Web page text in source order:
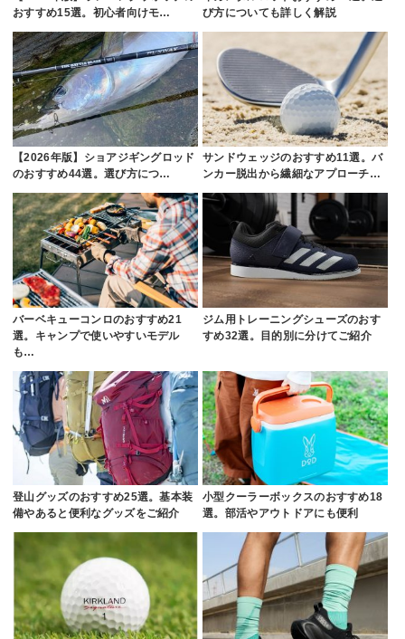
おすすめ15選。初心者向けモ…
び方についても詳しく解説
【2026年版】ショアジギングロッド
のおすすめ44選。選び方につ…
サンドウェッジのおすすめ11選。バ
ンカー脱出から繊細なアプローチ…
バーベキューコンロのおすすめ21
選。キャンプで使いやすいモデル
も…
ジム用トレーニングシューズのおす
すめ32選。目的別に分けてご紹介
登山グッズのおすすめ25選。基本装
備やあると便利なグッズをご紹介
小型クーラーボックスのおすすめ18
選。部活やアウトドアにも便利